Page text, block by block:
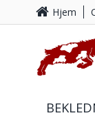
Hjem